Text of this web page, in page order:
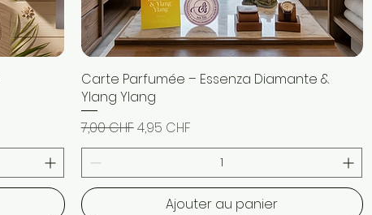
Aperçu rapide
Carte Parfumée – Essenza Diamante &
Ylang Ylang
Prix original
7,00 CHFPrix promotionnel
4,95 CHF
Ajouter au panier